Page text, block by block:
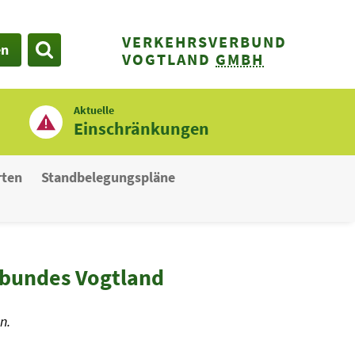
VERKEHRSVERBUND
VOGTLAND GMBH
Aktuelle
Einschränkungen
Standbelegungspläne
Vogtland